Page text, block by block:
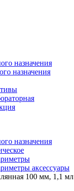
назначения
назначения
назначения
аксессуары
100 мм, 1,1 мл